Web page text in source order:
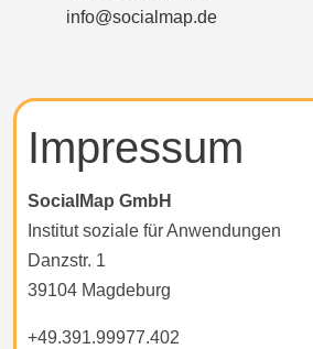
info@socialmap.de
Impressum
SocialMap GmbH
Institut soziale für Anwendungen
Danzstr. 1
39104 Magdeburg
+49.391.99977.402